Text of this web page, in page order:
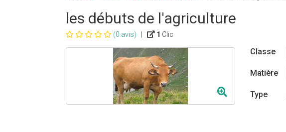
les débuts de l'agriculture
(0 avis) 1 Clic
Classe
Matière
Type